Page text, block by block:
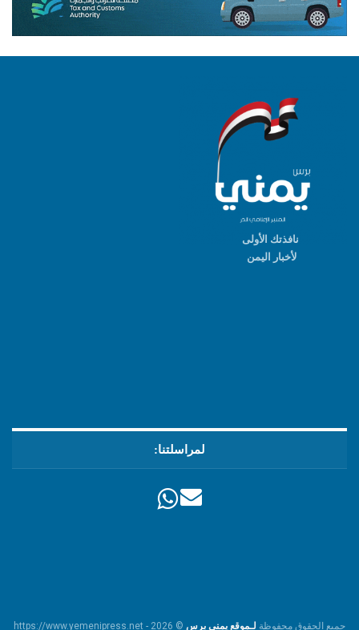
نافذتك الأولى
لأخبار اليمن
لمراسلتنا:
جميع الحقوق محفوظة لـموقع يمني برس © https://www.yemenipress.net - 2026